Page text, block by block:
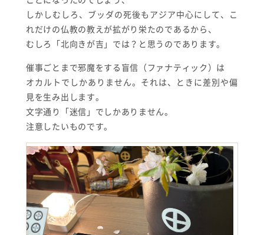
しかしむしろ、ブッダの死後もアジア中心にして、こ
れだけの仏教の教えが拡がり栄たのであるから、
むしろ「北向きが吉」では？と思うのであります。
催事ごとまで邪魔をする盲信（ファナティック）は
オカルトでしかありません。それは、ときに差別や偏
見を生み出します。
文字通り「迷信」でしかありません。
注意したいものです。